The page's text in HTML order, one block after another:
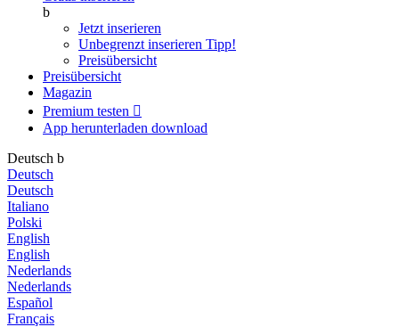
b
Jetzt inserieren
Unbegrenzt inserieren Tipp!
Preisübersicht
Preisübersicht
Magazin
Premium testen 
App herunterladen download
Deutsch b
Deutsch
Deutsch
Italiano
Polski
English
English
Nederlands
Nederlands
Español
Français